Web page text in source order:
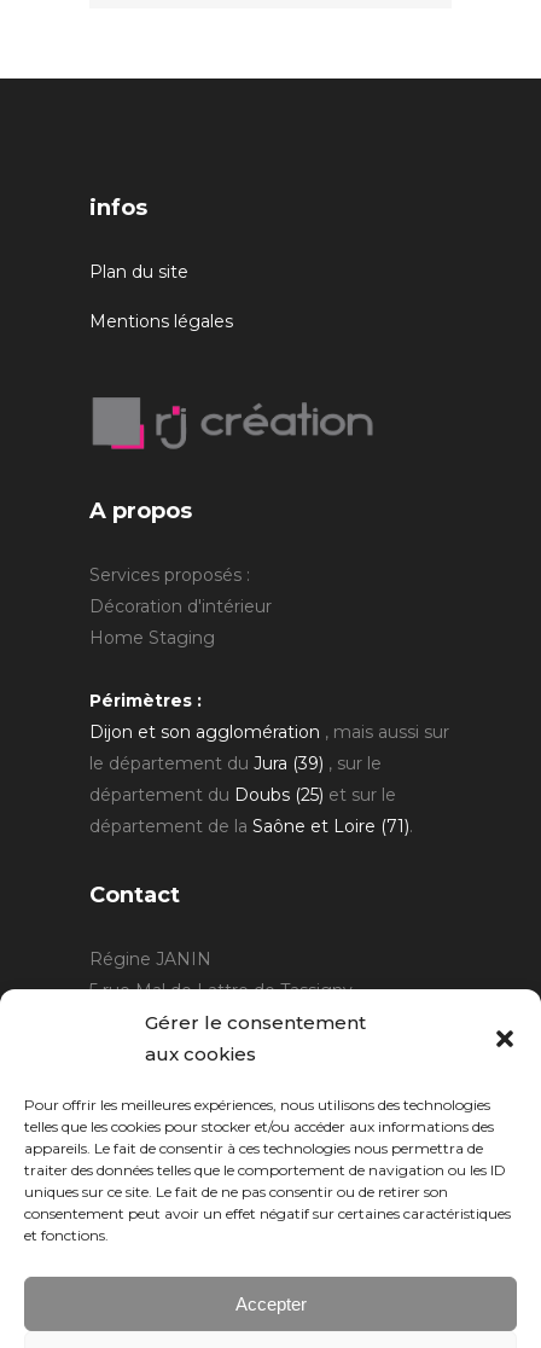
Gérer le consentement
aux cookies
Pour offrir les meilleures expériences, nous utilisons des technologies
telles que les cookies pour stocker et/ou accéder aux informations des
appareils. Le fait de consentir à ces technologies nous permettra de
traiter des données telles que le comportement de navigation ou les ID
uniques sur ce site. Le fait de ne pas consentir ou de retirer son
consentement peut avoir un effet négatif sur certaines caractéristiques
et fonctions.
Accepter
infos
Plan du site
Mentions légales
A propos
Services proposés :
Décoration d'intérieur
Home Staging
Périmètres :
Dijon et son agglomération , mais aussi sur
le département du Jura (39) , sur le
département du Doubs (25) et sur le
département de la Saône et Loire (71).
Contact
Régine JANIN
5 rue Mal de Lattre de Tassigny
21220 Gevrey Chambertin
06 15 15 80 29
Horaires :sur rendez-vous.